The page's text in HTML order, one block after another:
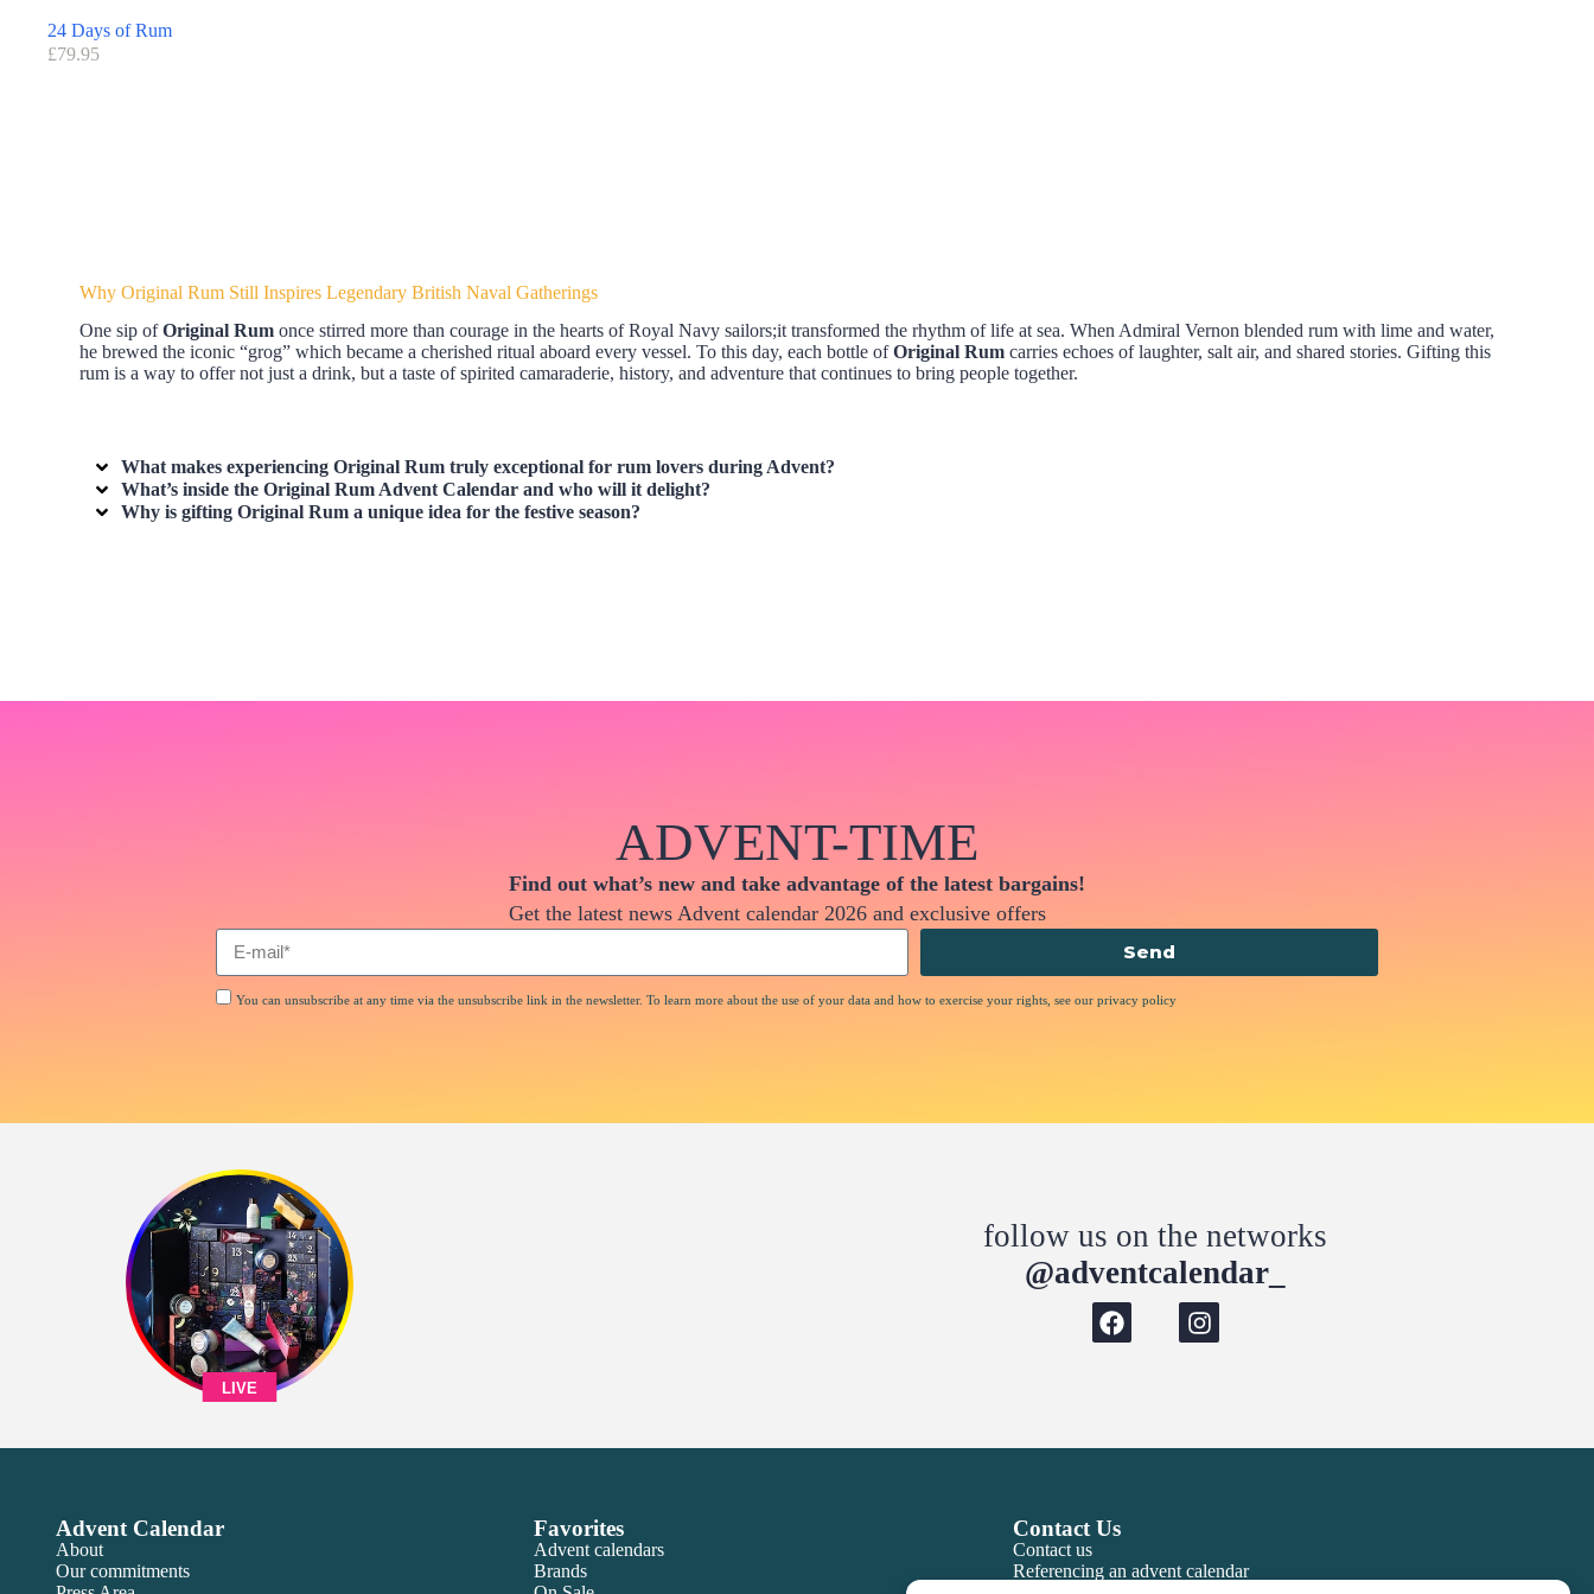
24 Days of Rum
£79.95
Why Original Rum Still Inspires Legendary British Naval Gatherings
One sip ofOriginal Rum once stirred more than courage in the hearts of Royal Navy sailors;it transformed the rhythm of life at sea. When Admiral Vernon blended rum with lime and water,
he brewed the iconic “grog” which became a cherished ritual aboard every vessel. To this day, each bottle ofOriginal Rum carries echoes of laughter, salt air, and shared stories. Gifting this
rum is a way to offer not just a drink, but a taste of spirited camaraderie, history, and adventure that continues to bring people together.
What makes experiencing Original Rum truly exceptional for rum lovers during Advent?
What’s inside the Original Rum Advent Calendar and who will it delight?
Why is gifting Original Rum a unique idea for the festive season?
ADVENT-TIME
Find out what’s new and take advantage of the latest bargains!
Get the latest news Advent calendar 2026 and exclusive offers
You can unsubscribe at any time via the unsubscribe link in the newsletter. To learn more about the use of your data and how to exercise your rights, see our privacy policy
Send
LIVE
follow us on the networks
@adventcalendar_
Advent Calendar
About
Our commitments
Favorites
Advent calendars
Brands
Contact Us
Contact us
Referencing an advent calendar